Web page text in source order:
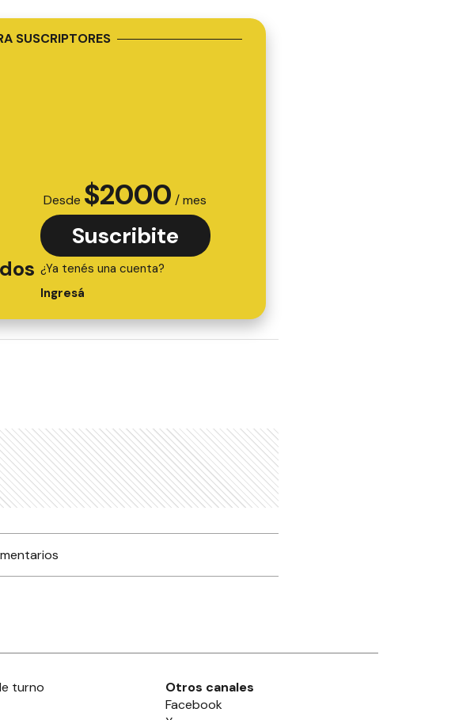
SUSCRIPTORES
Desde $2000 / mes
Suscribite
¿Ya tenés una cuenta?
Ingresá
turno
Otros canales
Facebook